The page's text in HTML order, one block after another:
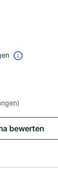
bewerten